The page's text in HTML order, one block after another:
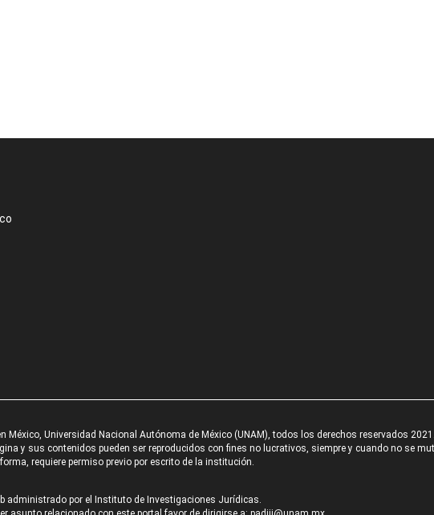
México, Universidad Nacional Autónoma de México (UNAM), todos los derechos reservados 2021.
y sus contenidos pueden ser reproducidos con fines no lucrativos, siempre y cuando no se
requiere permiso previo por escrito de la institución.
administrado por el Instituto de Investigaciones Jurídicas.